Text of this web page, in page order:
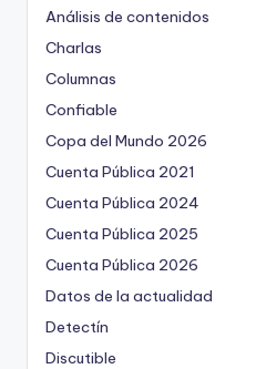
Análisis de contenidos
Charlas
Columnas
Confiable
Copa del Mundo 2026
Cuenta Pública 2021
Cuenta Pública 2024
Cuenta Pública 2025
Cuenta Pública 2026
Datos de la actualidad
Detectín
Discutible